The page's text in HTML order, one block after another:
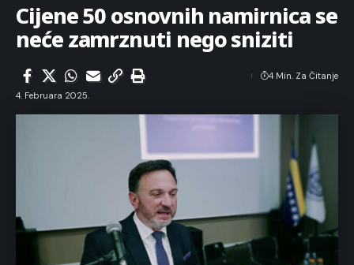
Cijene 50 osnovnih namirnica se
neće zamrznuti nego sniziti
4. Februara 2025.
4 Min. Za Čitanje